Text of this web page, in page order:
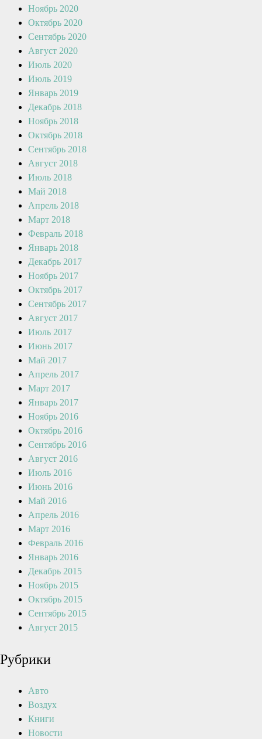
Ноябрь 2020
Октябрь 2020
Сентябрь 2020
Август 2020
Июль 2020
Июль 2019
Январь 2019
Декабрь 2018
Ноябрь 2018
Октябрь 2018
Сентябрь 2018
Август 2018
Июль 2018
Май 2018
Апрель 2018
Март 2018
Февраль 2018
Январь 2018
Декабрь 2017
Ноябрь 2017
Октябрь 2017
Сентябрь 2017
Август 2017
Июль 2017
Июнь 2017
Май 2017
Апрель 2017
Март 2017
Январь 2017
Ноябрь 2016
Октябрь 2016
Сентябрь 2016
Август 2016
Июль 2016
Июнь 2016
Май 2016
Апрель 2016
Март 2016
Февраль 2016
Январь 2016
Декабрь 2015
Ноябрь 2015
Октябрь 2015
Сентябрь 2015
Август 2015
Рубрики
Авто
Воздух
Книги
Новости